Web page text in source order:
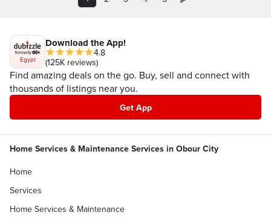
Egypt
Download the App!
4.8
(125K reviews)
Find amazing deals on the go. Buy, sell and connect with
thousands of listings near you.
Get App
Home Services & Maintenance Services in Obour City
Home
Services
Home Services & Maintenance